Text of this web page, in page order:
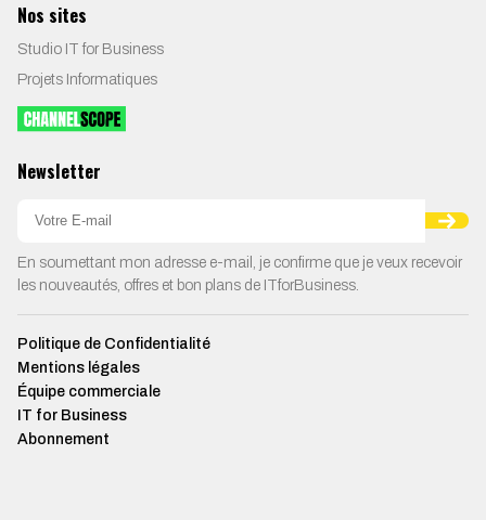
Nos sites
Studio IT for Business
Projets Informatiques
Newsletter
En soumettant mon adresse e-mail, je confirme que je veux recevoir
les nouveautés, offres et bon plans de ITforBusiness.
Politique de Confidentialité
Mentions légales
Équipe commerciale
IT for Business
Abonnement